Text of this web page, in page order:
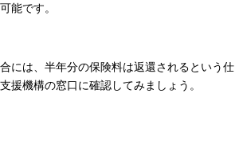
能です。
には、半年分の保険料は返還されるという仕
援機構の窓口に確認してみましょう。